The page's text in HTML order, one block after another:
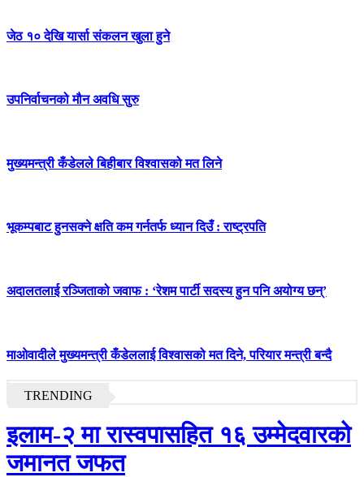
जेठ १० देखि यार्सा संकलन खुला हुने
उपनिर्वाचनको मौन अवधि सुरु
मुख्यमन्त्री कँडेलले बिहीबार विश्वासको मत लिने
भूकम्पबाट हुनसक्ने क्षति कम गर्नतर्फ ध्यान दिउँ : राष्ट्रपति
अदालतलाई रञ्जिताको जवाफ : ‘रेशम पार्टी सदस्य हुन पनि अयोग्य छन्’
माओवादीले मुख्यमन्त्री कँडेललाई विश्वासको मत दिने, परियार मन्त्री बन्दै
TRENDING
इलाम-२ मा रास्वपासहित १६ उम्मेदवारको
जमानत जफत